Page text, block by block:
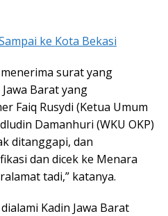
ke Kota Bekasi
surat yang
Barat yang
Faiq Rusydi (Ketua Umum
Damanhuri (WKU OKP)
ditanggapi, dan
dan dicek ke Menara
tadi,” katanya.
Kadin Jawa Barat